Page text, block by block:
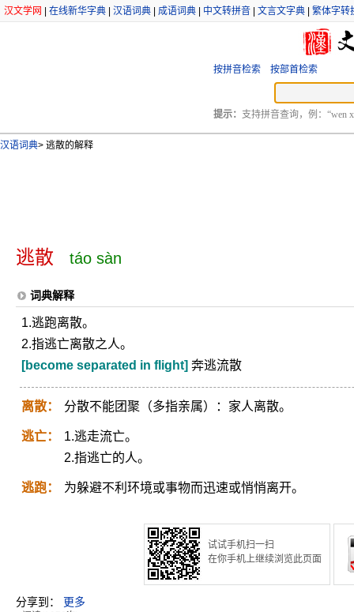
汉文学网 在线新华字典 汉语词典 成语词典 中文转拼音 文言文字典 繁体字转
按拼音检索 按部首检索
提示： 支持拼音查询，例：“wen
汉语词典> 逃散的解释
逃散 táo sàn
词典解释
1.逃跑离散。
2.指逃亡离散之人。
[become separated in flight] 奔逃流散
离散： 分散不能团聚（多指亲属）：家人离散。
逃亡：
1.逃走流亡。
2.指逃亡的人。
逃跑： 为躲避不利环境或事物而迅速或悄悄离开。
试试手机扫一扫
在你手机上继续浏览此页面
分享到： 更多